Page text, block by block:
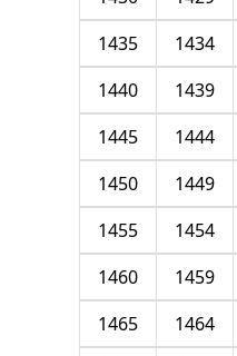
1434
1435
1439
1440
1444
1445
1449
1450
1454
1455
1459
1460
1464
1465